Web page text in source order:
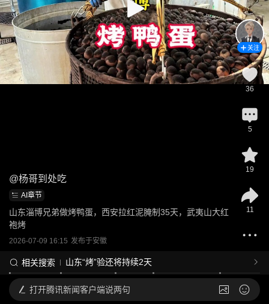
@杨哥到处吃
AI章节
山东淄博兄弟做烤鸭蛋，西安拉红泥腌制35天，武夷山大红
袍烤
2026-07-09 16:15 发布于安徽
相关搜索 山东“烤”验还将持续2天
关注
36
5
19
11
打开腾讯新闻客户端说两句